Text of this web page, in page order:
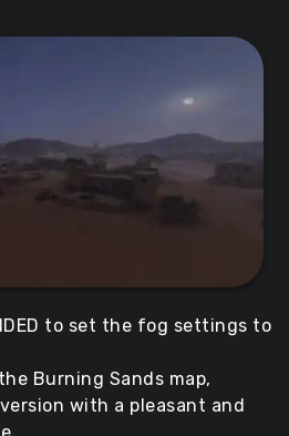
to set the fog settings to
Burning Sands map,
with a pleasant and